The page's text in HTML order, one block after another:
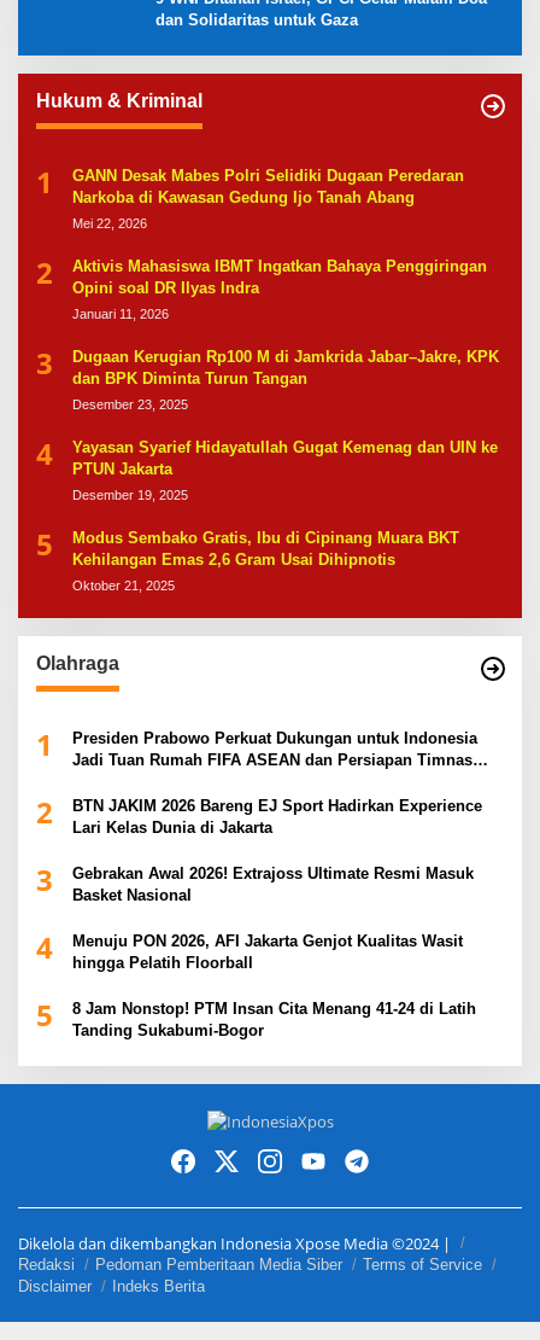
dan Solidaritas untuk Gaza
Hukum & Kriminal
1
GANN Desak Mabes Polri Selidiki Dugaan Peredaran
Narkoba di Kawasan Gedung Ijo Tanah Abang
Mei 22, 2026
2
Aktivis Mahasiswa IBMT Ingatkan Bahaya Penggiringan
Opini soal DR Ilyas Indra
Januari 11, 2026
3
Dugaan Kerugian Rp100 M di Jamkrida Jabar–Jakre, KPK
dan BPK Diminta Turun Tangan
Desember 23, 2025
4
Yayasan Syarief Hidayatullah Gugat Kemenag dan UIN ke
PTUN Jakarta
Desember 19, 2025
5
Modus Sembako Gratis, Ibu di Cipinang Muara BKT
Kehilangan Emas 2,6 Gram Usai Dihipnotis
Oktober 21, 2025
Olahraga
1
Presiden Prabowo Perkuat Dukungan untuk Indonesia
Jadi Tuan Rumah FIFA ASEAN dan Persiapan Timnas
2
BTN JAKIM 2026 Bareng EJ Sport Hadirkan Experience
Lari Kelas Dunia di Jakarta
3
Gebrakan Awal 2026! Extrajoss Ultimate Resmi Masuk
Basket Nasional
4
Menuju PON 2026, AFI Jakarta Genjot Kualitas Wasit
hingga Pelatih Floorball
5
8 Jam Nonstop! PTM Insan Cita Menang 41-24 di Latih
Tanding Sukabumi-Bogor
Dikelola dan dikembangkan Indonesia Xpose Media ©2024 |
Redaksi Pedoman Pemberitaan Media Siber
Terms of Service
Disclaimer
Indeks Berita